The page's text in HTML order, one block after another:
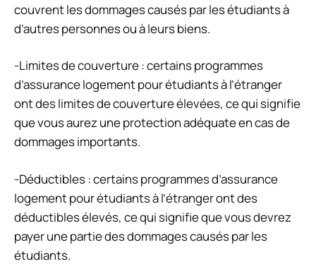
couvrent les dommages causés par les étudiants à
d’autres personnes ou à leurs biens.
-Limites de couverture : certains programmes
d’assurance logement pour étudiants à l’étranger
ont des limites de couverture élevées, ce qui signifie
que vous aurez une protection adéquate en cas de
dommages importants.
-Déductibles : certains programmes d’assurance
logement pour étudiants à l’étranger ont des
déductibles élevés, ce qui signifie que vous devrez
payer une partie des dommages causés par les
étudiants.